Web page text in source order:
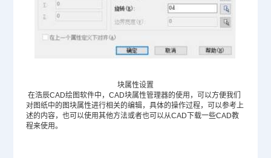
块属性设置
在浩辰CAD绘图软件中，CAD块属性管理器的使用，可以方便我们
对图纸中的图块属性进行相关的编辑，具体的操作过程，可以参考上
述的内容，也可以使用其他方法或者也可以从CAD下载一些CAD教
程来使用。